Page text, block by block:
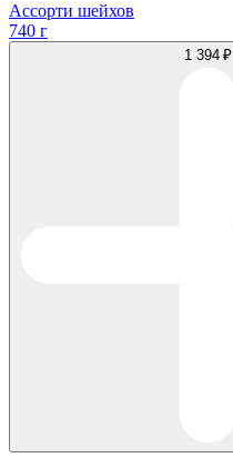
Ассорти шейхов
740 г
1 394 ₽